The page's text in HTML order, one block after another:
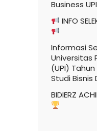
Business UPI
INFO
Informasi
Universitas
(UPI)
Studi Bisnis
BIDIERZ